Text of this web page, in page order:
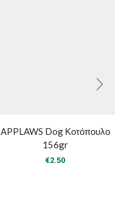
APPLAWS Dog Κοτόπουλο
156gr
€2.50